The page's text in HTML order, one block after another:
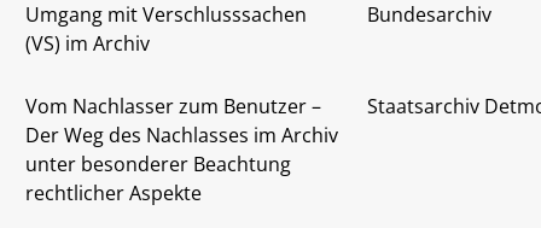
Umgang mit Verschlusssachen
(VS) im Archiv
Bundesarchiv
Vom Nachlasser zum Benutzer –
Der Weg des Nachlasses im Archiv
unter besonderer Beachtung
rechtlicher Aspekte
Staatsarchiv